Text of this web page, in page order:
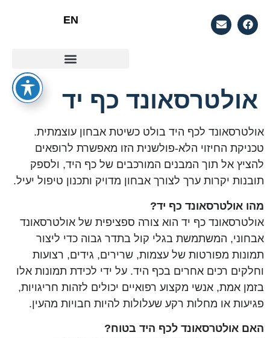
EN
אולטרסאונד כף יד
אולטרסאונד לכף היד בולט כשיטת אבחון עוצמתית.
טכניקת החיזוי הלא-פולשנית הזו מאפשרת לרופאים
להציץ אל תוך המבנים המורכבים של כף היד, ולספק
תובנות יקרות ערך לצורך אבחון מדויק ותכנון טיפול יעיל.
מהו אולטרסאונד כף יד?
אולטרסאונד כף יד הוא צורה ספציפית של אולטרסאונד
אבחוני, המשתמשת בגלי קול בתדר גבוה כדי ליצור
תמונות מפורטות של עצמות, שרירים, גידים, רצועות
וחלקים רכים אחרים בכף היד. על ידי לכידת תמונות אלו
בזמן אמת, אנשי מקצוע רפואיים יכולים לזהות חריגויות,
פגיעות או מחלות רקע שעלולות להיות חבויות מהעין.
האם אולטרסאונד לכף היד בטוח?